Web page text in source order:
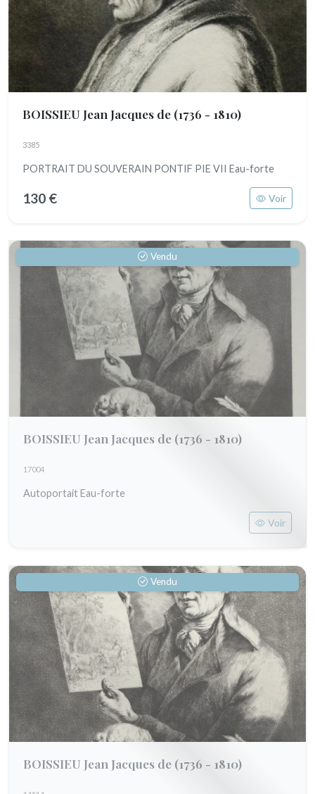
BOISSIEU Jean Jacques de (1736 - 1810)
3385
PORTRAIT DU SOUVERAIN PONTIF PIE VII Eau-forte
130 € Voir
Vendu
BOISSIEU Jean Jacques de (1736 - 1810)
17004
Autoportait Eau-forte
Voir
Vendu
BOISSIEU Jean Jacques de (1736 - 1810)